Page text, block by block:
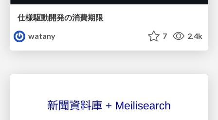
仕様駆動開発の消費期限
watany
7 2.4k